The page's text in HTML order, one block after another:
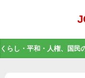
くらし・平和・人権、国民